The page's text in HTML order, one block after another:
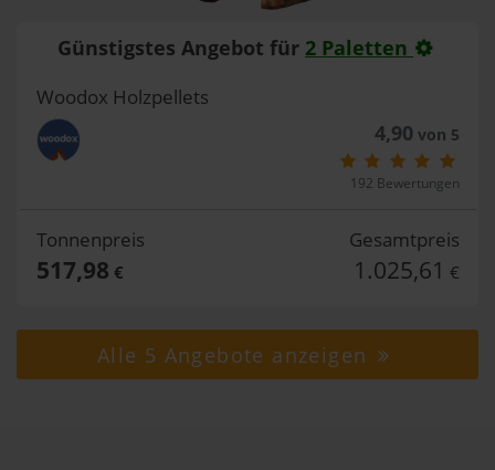
Günstigstes Angebot für 2 Paletten
Woodox Holzpellets
4,90 von 5
192 Bewertungen
Tonnenpreis
517,98 €
Gesamtpreis
1.025,61 €
Alle 5 Angebote anzeigen